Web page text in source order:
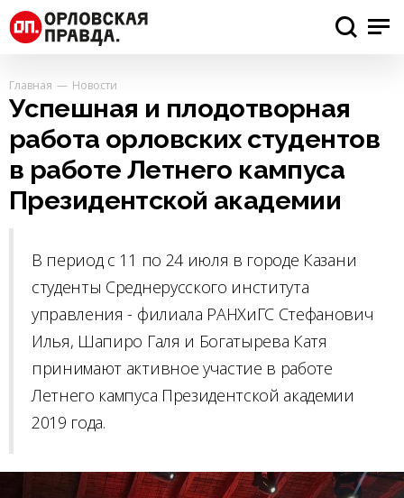
Главная Новости
Успешная и плодотворная
работа орловских студентов
в работе Летнего кампуса
Президентской академии
В период с 11 по 24 июля в городе Казани
студенты Среднерусского института
управления - филиала РАНХиГС Стефанович
Илья, Шапиро Галя и Богатырева Катя
принимают активное участие в работе
Летнего кампуса Президентской академии
2019 года.